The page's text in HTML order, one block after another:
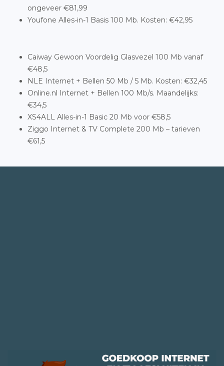
ongeveer €81,99
Youfone Alles-in-1 Basis 100 Mb. Kosten: €42,95
Caiway Gewoon Voordelig Glasvezel 100 Mb vanaf
€48,5
NLE Internet + Bellen 50 Mb / 5 Mb. Kosten: €32,45
Online.nl Internet + Bellen 100 Mb/s. Maandelijks:
€34,5
XS4ALL Alles-in-1 Basic 20 Mb voor €58,5
Ziggo Internet & TV Complete 200 Mb – tarieven
€61,5